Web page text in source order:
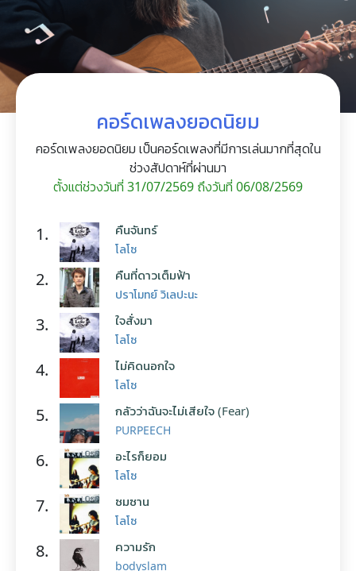
คอร์ดเพลงยอดนิยม
คอร์ดเพลงยอดนิยม เป็นคอร์ดเพลงที่มีการเล่นมากที่สุดใน
ช่วงสัปดาห์ที่ผ่านมา
ตั้งแต่ช่วงวันที่ 31/07/2569 ถึงวันที่ 06/08/2569
1. คืนจันทร์
โลโซ
2. คืนที่ดาวเต็มฟ้า
ปราโมทย์ วิเลปะนะ
3. ใจสั่งมา
โลโซ
4. ไม่คิดนอกใจ
โลโซ
5. กลัวว่าฉันจะไม่เสียใจ (Fear)
PURPEECH
6. อะไรก็ยอม
โลโซ
7. ซมซาน
โลโซ
8. ความรัก
bodyslam